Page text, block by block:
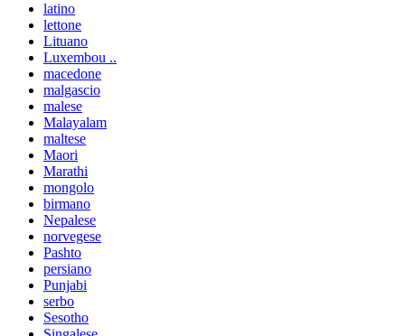
latino
lettone
Lituano
Luxembou ..
macedone
malgascio
malese
Malayalam
maltese
Maori
Marathi
mongolo
birmano
Nepalese
norvegese
Pashto
persiano
Punjabi
serbo
Sesotho